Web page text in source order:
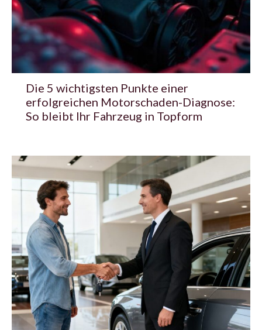
Die 5 wichtigsten Punkte einer
erfolgreichen Motorschaden-Diagnose:
So bleibt Ihr Fahrzeug in Topform